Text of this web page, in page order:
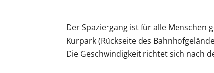
Der Spaziergang ist für alle Menschen
Kurpark (Rückseite des
Die Geschwindigkeit richtet sich nach